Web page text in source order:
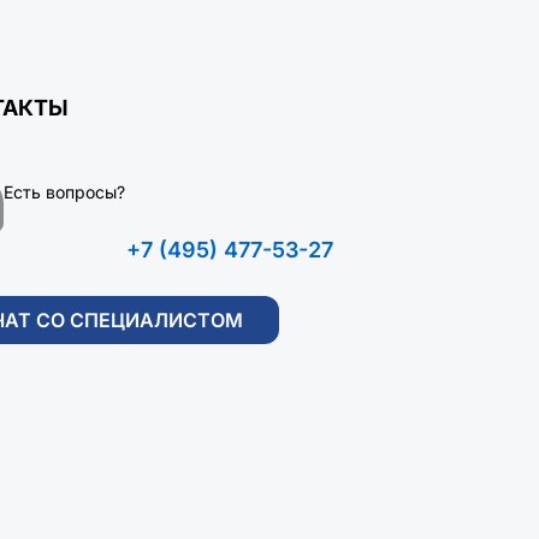
Есть вопросы?
+7 (495) 477-53-27
СО СПЕЦИАЛИСТОМ